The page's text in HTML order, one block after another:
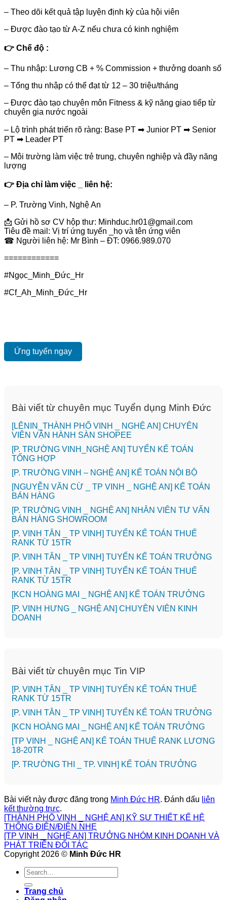
– Theo dõi kết quả tập luyện định kỳ của hội viên
– Được đào tạo từ A-Z nếu chưa có kinh nghiệm
👉 Chế độ :
– Thu nhập: Lương CB + % Commission + thưởng doanh số
– Tổng thu nhập có thể đạt từ 12 – 30 triệu/tháng
– Được đào tạo chuyên môn Fitness & kỹ năng giao tiếp từ
chuyên gia nước ngoài
– Lộ trình phát triển rõ ràng: Base PT ➡ Junior PT ➡ Senior
PT ➡ Leader PT
– Môi trường làm việc trẻ trung, chuyên nghiệp và đầy năng
lượng
👉 Địa chỉ làm việc _ liên hệ:
– P. Trường Vinh, Nghệ An
📩 Gửi hồ sơ CV hộp thư: Minhduc.hr01@gmail.com
Tiêu đề mail: Vị trí ứng tuyển _họ và tên ứng viên
☎ Người liên hệ: Mr Bình – ĐT: 0966.989.070
============
#Ngọc_Minh_Đức_Hr
#Cf_Ah_Minh_Đức_Hr
Ứng tuyển ngay
Bài viết từ chuyên mục Tuyển dụng Minh Đức
️[LÊNIN_THÀNH PHỐ VINH _ NGHỆ AN] CHUYÊN
VIÊN VẬN HÀNH SÀN SHOPEE
[P. TRƯỜNG VINH_NGHỆ AN] TUYỂN KẾ TOÁN
TỔNG HỢP
[P. TRƯỜNG VINH – NGHỆ AN] KẾ TOÁN NỘI BỘ
[NGUYỄN VĂN CỪ _ TP VINH _ NGHỆ AN] KẾ TOÁN
BÁN HÀNG
[P. TRƯỜNG VINH _ NGHỆ AN] NHÂN VIÊN TƯ VẤN
BÁN HÀNG SHOWROOM
[P. VINH TÂN _ TP VINH] TUYỂN KẾ TOÁN THUẾ
RANK TỪ 15TR
[P. VINH TÂN _ TP VINH] TUYỂN KẾ TOÁN TRƯỞNG
[P. VINH TÂN _ TP VINH] TUYỂN KẾ TOÁN THUẾ
RANK TỪ 15TR
️[KCN HOÀNG MAI _ NGHỆ AN] KẾ TOÁN TRƯỞNG
️[P. VINH HƯNG _ NGHỆ AN] CHUYÊN VIÊN KINH
DOANH
Bài viết từ chuyên mục Tin VIP
[P. VINH TÂN _ TP VINH] TUYỂN KẾ TOÁN THUẾ
RANK TỪ 15TR
[P. VINH TÂN _ TP VINH] TUYỂN KẾ TOÁN TRƯỞNG
️[KCN HOÀNG MAI _ NGHỆ AN] KẾ TOÁN TRƯỞNG
[TP VINH _ NGHỆ AN] KẾ TOÁN THUẾ RANK LƯƠNG
18-20TR
️[P. TRƯỜNG THI _ TP. VINH] KẾ TOÁN TRƯỞNG
Bài viết này được đăng trong Minh Đức HR. Đánh dấu liên
kết thường trực.
️[THÀNH PHỐ VINH _ NGHỆ AN] KỸ SƯ THIẾT KẾ HỆ
THỐNG ĐIỆN/ĐIỆN NHẸ
[TP VINH _ NGHỆ AN] TRƯỞNG NHÓM KINH DOANH VÀ
PHÁT TRIỂN ĐỐI TÁC
Copyright 2026 © Minh Đức HR
Trang chủ